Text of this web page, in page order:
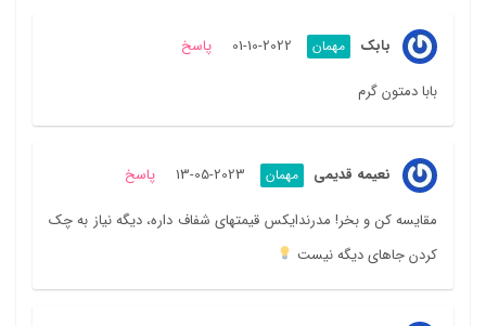
بابک مهمان 2022-10-01 پاسخ
بابا دمتون گرم
نعیمه قدیمی مهمان 2023-05-13 پاسخ
مقایسه کن و بخر! مدرندایکس قیمتهای شفاف داره، دیگه نیاز به چک
کردن جاهای دیگه نیست